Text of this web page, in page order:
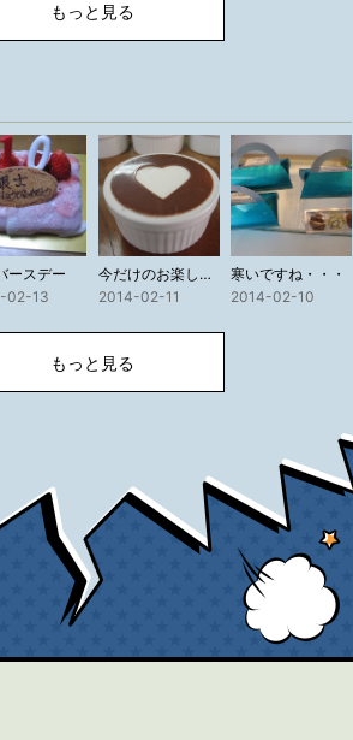
もっと見る
ースデー
02-13
今だけのお楽しみデザート☆
2014-02-11
寒いですね・・・
2014-02-10
もっと見る